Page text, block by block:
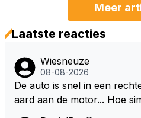
Meer
Laatste reacties
Wiesneuze
08-08-2026
De auto is snel in een
aard aan de motor... Hoe